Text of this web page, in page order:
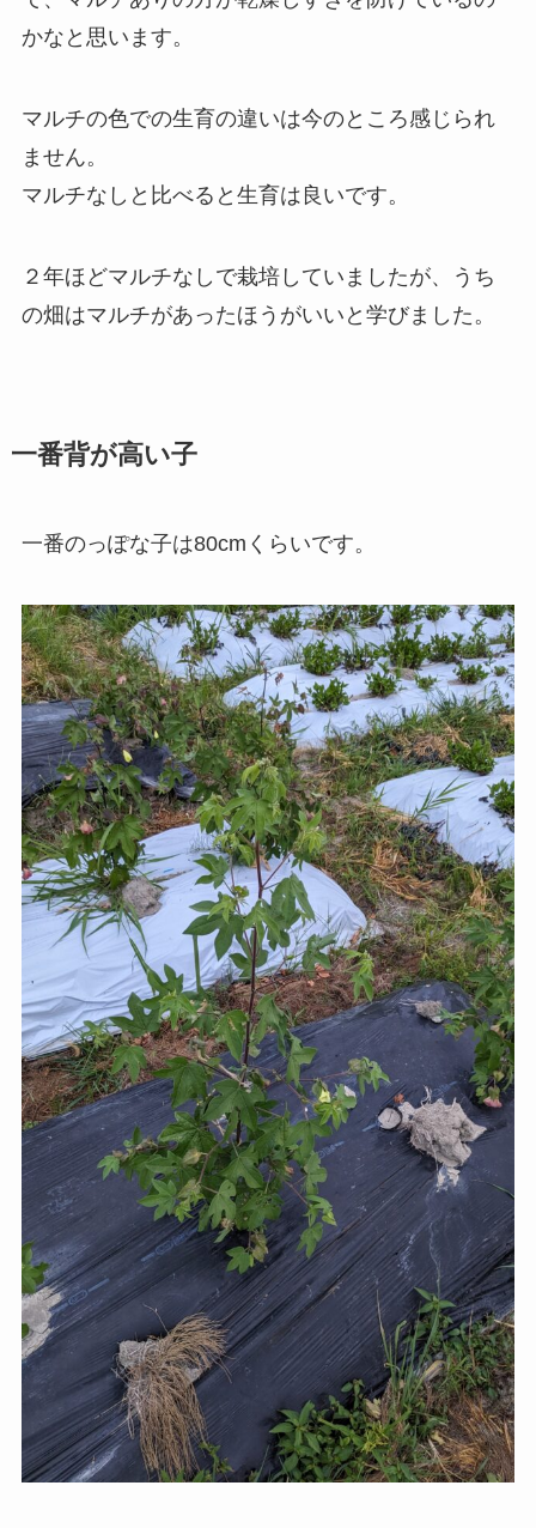
かなと思います。
マルチの色での生育の違いは今のところ感じられ
ません。
マルチなしと比べると生育は良いです。
２年ほどマルチなしで栽培していましたが、うち
の畑はマルチがあったほうがいいと学びました。
一番背が高い子
一番のっぽな子は80cmくらいです。